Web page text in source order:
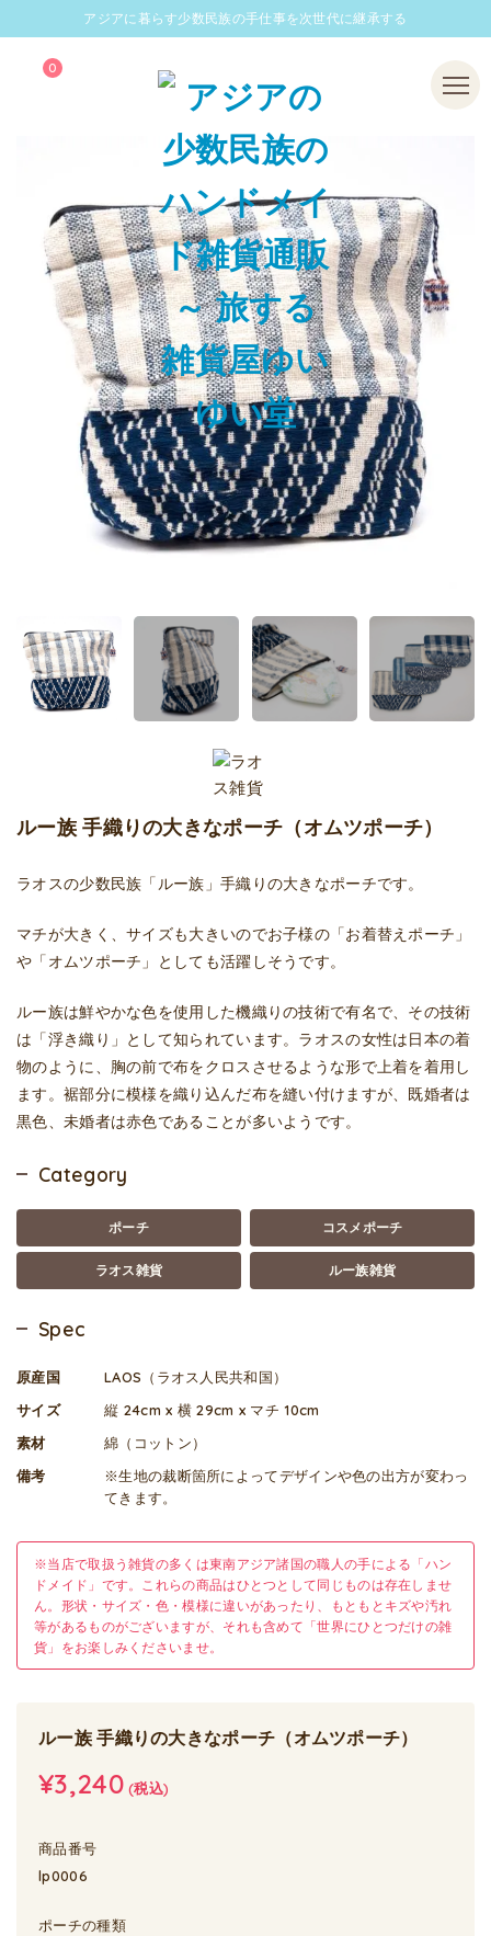
アジアに暮らす少数民族の手仕事を次世代に継承する
0 Menu
ルー族 手織りの大きなポーチ（オムツポーチ）
ラオスの少数民族「ルー族」手織りの大きなポーチです。
マチが大きく、サイズも大きいのでお子様の「お着替えポーチ」
や「オムツポーチ」としても活躍しそうです。
ルー族は鮮やかな色を使用した機織りの技術で有名で、その技術
は「浮き織り」として知られています。ラオスの女性は日本の着
物のように、胸の前で布をクロスさせるような形で上着を着用し
ます。裾部分に模様を織り込んだ布を縫い付けますが、既婚者は
黒色、未婚者は赤色であることが多いようです。
Category
ポーチ コスメポーチ
ラオス雑貨 ルー族雑貨
Spec
原産国
LAOS（ラオス人民共和国）
サイズ
縦 24cm x 横 29cm x マチ 10cm
素材
綿（コットン）
備考
※生地の裁断箇所によってデザインや色の出方が変わっ
てきます。
※当店で取扱う雑貨の多くは東南アジア諸国の職人の手による「ハン
ドメイド」です。これらの商品はひとつとして同じものは存在しませ
ん。形状・サイズ・色・模様に違いがあったり、もともとキズや汚れ
等があるものがございますが、それも含めて「世界にひとつだけの雑
貨」をお楽しみくださいませ。
ルー族 手織りの大きなポーチ（オムツポーチ）
¥3,240(税込)
商品番号
lp0006
ポーチの種類